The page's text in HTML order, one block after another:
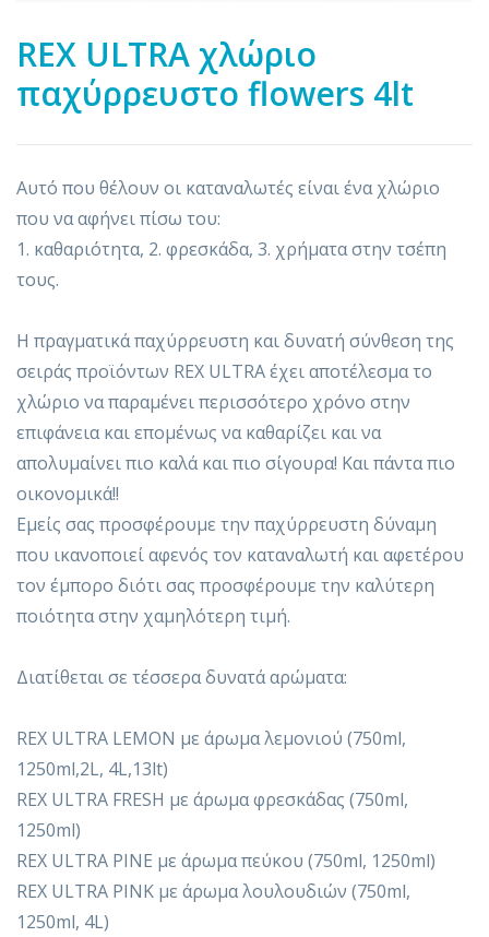
REX ULTRA χλώριο
παχύρρευστο flowers 4lt
Αυτό που θέλουν οι καταναλωτές είναι ένα χλώριο
που να αφήνει πίσω του:
1. καθαριότητα, 2. φρεσκάδα, 3. χρήματα στην τσέπη
τους.
Η πραγματικά παχύρρευστη και δυνατή σύνθεση της
σειράς προϊόντων REX ULTRA έχει αποτέλεσμα το
χλώριο να παραμένει περισσότερο χρόνο στην
επιφάνεια και επομένως να καθαρίζει και να
απολυμαίνει πιο καλά και πιο σίγουρα! Και πάντα πιο
οικονομικά!!
Εμείς σας προσφέρουμε την παχύρρευστη δύναμη
που ικανοποιεί αφενός τον καταναλωτή και αφετέρου
τον έμπορο διότι σας προσφέρουμε την καλύτερη
ποιότητα στην χαμηλότερη τιμή.
Διατίθεται σε τέσσερα δυνατά αρώματα:
REX ULTRA LEMON με άρωμα λεμονιού (750ml,
1250ml,2L, 4L,13lt)
REX ULTRA FRESH με άρωμα φρεσκάδας (750ml,
1250ml)
REX ULTRA PINE με άρωμα πεύκου (750ml, 1250ml)
REX ULTRA PINK με άρωμα λουλουδιών (750ml,
1250ml, 4L)